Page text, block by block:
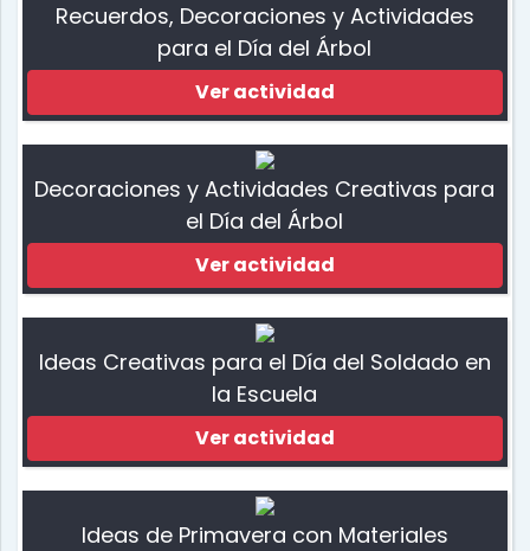
Recuerdos, Decoraciones y Actividades
para el Día del Árbol
Ver actividad
Decoraciones y Actividades Creativas para
el Día del Árbol
Ver actividad
Ideas Creativas para el Día del Soldado en
la Escuela
Ver actividad
Ideas de Primavera con Materiales